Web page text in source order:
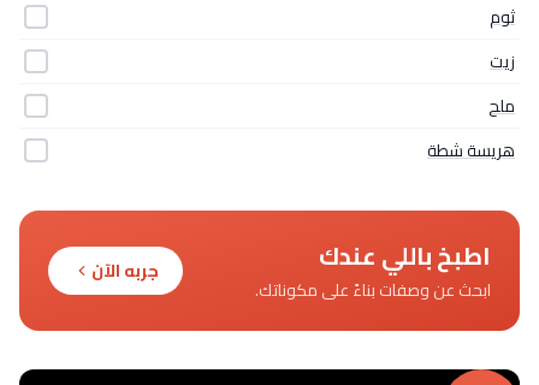
ثوم
زيت
ملح
هريسة شطة
اطبخ باللي عندك
ابحث عن وصفات بناءً على مكوناتك.
جربه الآن